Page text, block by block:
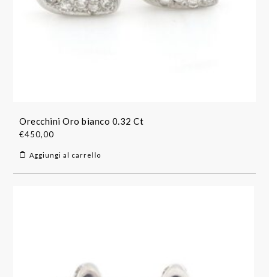
Orecchini Oro bianco 0.32 Ct
€450,00
Aggiungi al carrello